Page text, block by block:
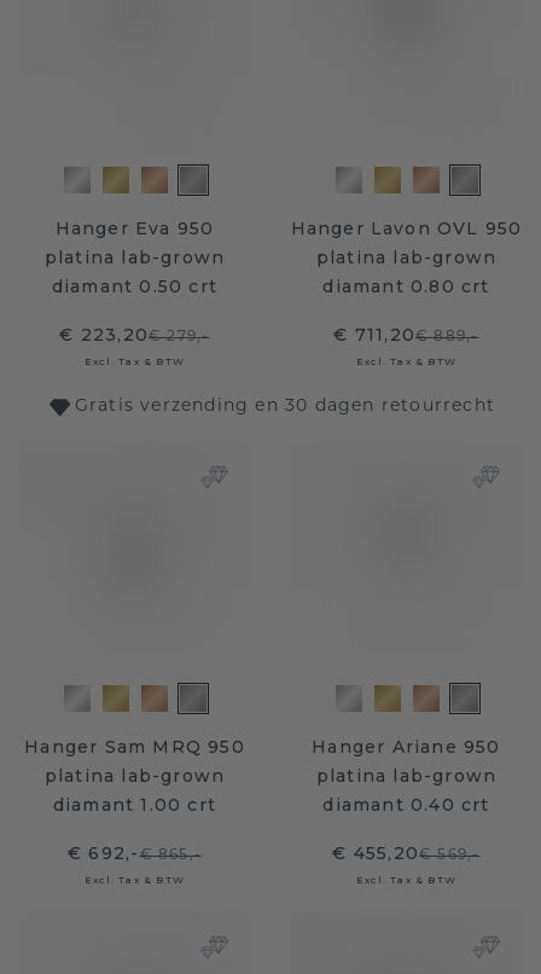
Hanger Eva 950
platina lab-grown
diamant 0.50 crt
€ 223,20€ 279,-
Excl. Tax & BTW
Hanger Lavon OVL 950
platina lab-grown
diamant 0.80 crt
€ 711,20€ 889,-
Excl. Tax & BTW
Gratis verzending en 30 dagen retourrecht
Hanger Sam MRQ 950
platina lab-grown
diamant 1.00 crt
€ 692,-€ 865,-
Excl. Tax & BTW
Hanger Ariane 950
platina lab-grown
diamant 0.40 crt
€ 455,20€ 569,-
Excl. Tax & BTW